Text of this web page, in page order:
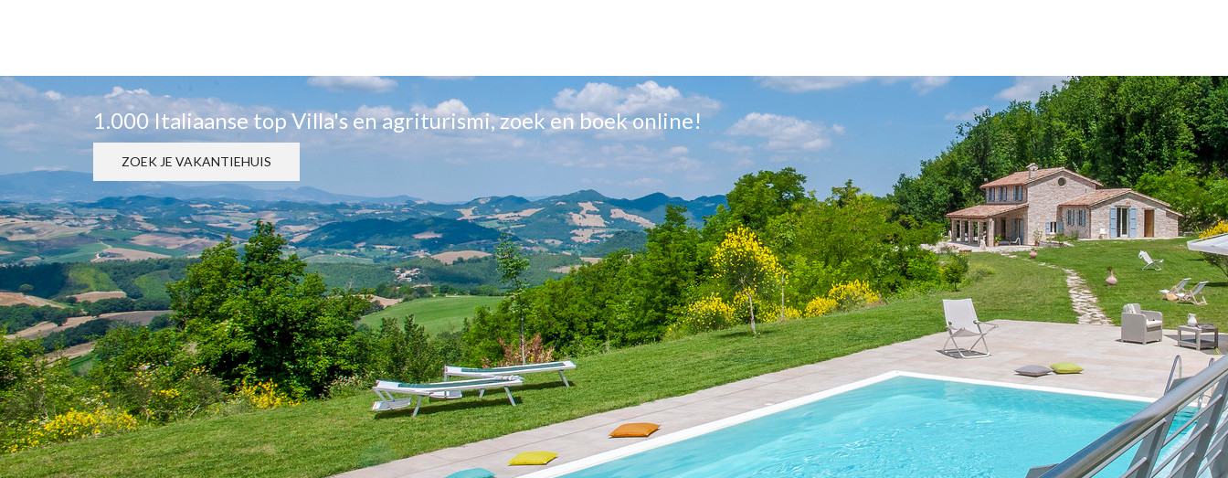
1.000 Italiaanse top Villa's en agriturismi, zoek en boek online!
ZOEK JE VAKANTIEHUIS